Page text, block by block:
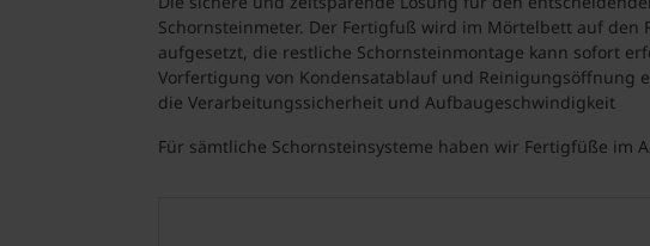
Schornsteinmeter. Der Fertigfuß wird im Mörtelbett auf den
aufgesetzt, die restliche Schornsteinmontage kann sofort
Vorfertigung von Kondensatablauf und Reinigungsöffnung
die Verarbeitungssicherheit und Aufbaugeschwindigkeit
Für sämtliche Schornsteinsysteme haben wir Fertigfüße im